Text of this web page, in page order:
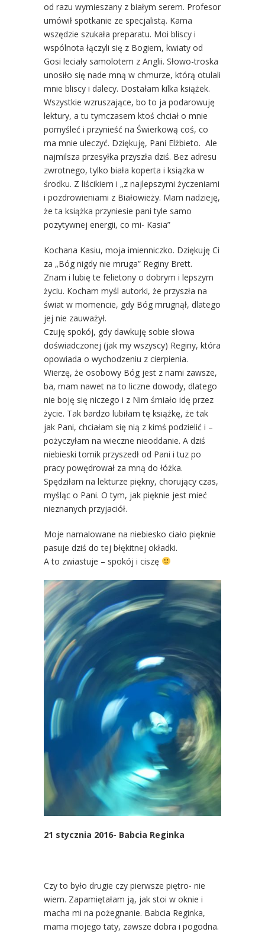
od razu wymieszany z białym serem. Profesor
umówił spotkanie ze specjalistą. Kama
wszędzie szukała preparatu. Moi bliscy i
wspólnota łączyli się z Bogiem, kwiaty od
Gosi leciały samolotem z Anglii. Słowo-troska
unosiło się nade mną w chmurze, którą otulali
mnie bliscy i dalecy. Dostałam kilka książek.
Wszystkie wzruszające, bo to ja podarowuję
lektury, a tu tymczasem ktoś chciał o mnie
pomyśleć i przynieść na Świerkową coś, co
ma mnie uleczyć. Dziękuję, Pani Elżbieto. Ale
najmilsza przesyłka przyszła dziś. Bez adresu
zwrotnego, tylko biała koperta i ksiązka w
środku. Z liścikiem i „z najlepszymi życzeniami
i pozdrowieniami z Białowieży. Mam nadzieję,
że ta książka przyniesie pani tyle samo
pozytywnej energii, co mi- Kasia”
Kochana Kasiu, moja imienniczko. Dziękuję Ci
za „Bóg nigdy nie mruga” Reginy Brett.
Znam i lubię te felietony o dobrym i lepszym
życiu. Kocham myśl autorki, że przyszła na
świat w momencie, gdy Bóg mrugnął, dlatego
jej nie zauważył.
Czuję spokój, gdy dawkuję sobie słowa
doświadczonej (jak my wszyscy) Reginy, która
opowiada o wychodzeniu z cierpienia.
Wierzę, że osobowy Bóg jest z nami zawsze,
ba, mam nawet na to liczne dowody, dlatego
nie boję się niczego i z Nim śmiało idę przez
życie. Tak bardzo lubiłam tę książkę, że tak
jak Pani, chciałam się nią z kimś podzielić i –
pożyczyłam na wieczne nieoddanie. A dziś
niebieski tomik przyszedł od Pani i tuz po
pracy powędrował za mną do łóżka.
Spędziłam na lekturze piękny, chorujący czas,
myśląc o Pani. O tym, jak pięknie jest mieć
nieznanych przyjaciół.
Moje namalowane na niebiesko ciało pięknie
pasuje dziś do tej błękitnej okładki.
A to zwiastuje – spokój i ciszę
21 stycznia 2016- Babcia Reginka
Czy to było drugie czy pierwsze piętro- nie
wiem. Zapamiętałam ją, jak stoi w oknie i
macha mi na pożegnanie. Babcia Reginka,
mama mojego taty, zawsze dobra i pogodna.